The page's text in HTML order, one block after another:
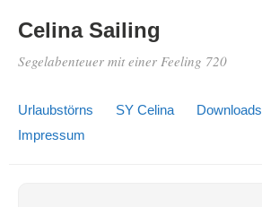
Celina Sailing
Segelabenteuer mit einer Feeling 720
Urlaubstörns SY Celina Downloads
Impressum